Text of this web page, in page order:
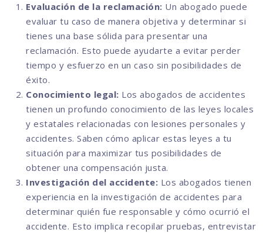
Evaluación de la reclamación: Un abogado puede
evaluar tu caso de manera objetiva y determinar si
tienes una base sólida para presentar una
reclamación. Esto puede ayudarte a evitar perder
tiempo y esfuerzo en un caso sin posibilidades de
éxito.
Conocimiento legal: Los abogados de accidentes
tienen un profundo conocimiento de las leyes locales
y estatales relacionadas con lesiones personales y
accidentes. Saben cómo aplicar estas leyes a tu
situación para maximizar tus posibilidades de
obtener una compensación justa.
Investigación del accidente: Los abogados tienen
experiencia en la investigación de accidentes para
determinar quién fue responsable y cómo ocurrió el
accidente. Esto implica recopilar pruebas, entrevistar